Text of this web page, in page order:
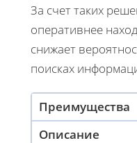
За счет таких
оперативнее
снижает
поисках
Преимущества
Описание